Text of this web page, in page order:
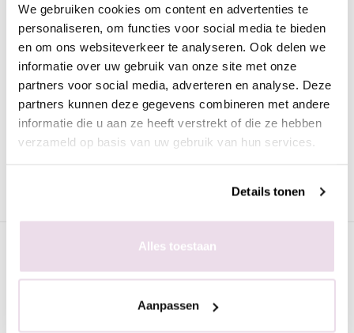
We gebruiken cookies om content en advertenties te
personaliseren, om functies voor social media te bieden
en om ons websiteverkeer te analyseren. Ook delen we
informatie over uw gebruik van onze site met onze
partners voor social media, adverteren en analyse. Deze
partners kunnen deze gegevens combineren met andere
informatie die u aan ze heeft verstrekt of die ze hebben
verzameld op basis van uw gebruik van hun services.
Details tonen
Alles toestaan
Aanpassen
Urban Nails Distri Choice Kelly
De Urban Nails Distri Choice Kelly is van de beste kwaliteit
en geschikt voor zowel de natuurlijke als de kunstnagel. Deze
gellak kan worden uitgehard onder een UV lamp (2 minuten) of
een LED lamp (30 seconden). Deze verpakking is voorzien van
een prettig kwastje zodat het strak aangebracht kan worden.
Gerelateerde pagina's